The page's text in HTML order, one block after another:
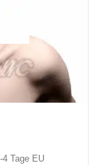
Manic
Tage EU